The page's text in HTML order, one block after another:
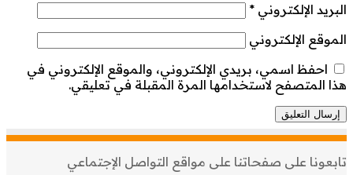
البريد الإلكتروني *
الموقع الإلكتروني
احفظ اسمي، بريدي الإلكتروني، والموقع الإلكتروني في
هذا المتصفح لاستخدامها المرة المقبلة في تعليقي.
تابعونا على صفحاتنا على مواقع التواصل الإجتماعي